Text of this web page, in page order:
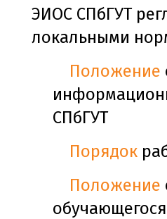
ЭИОС СПбГУТ
локальными
Положение
СПбГУТ
Порядок
Положение
обучающегося